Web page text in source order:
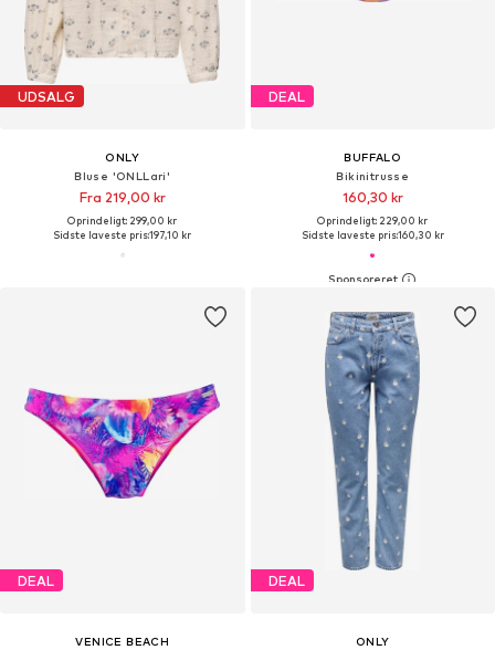
UDSALG
ONLY
Bluse 'ONLLari'
Fra 219,00 kr
Oprindeligt: 299,00 kr
Sidste laveste pris:197,10 kr
DEAL
BUFFALO
Bikinitrusse
160,30 kr
Oprindeligt: 229,00 kr
Sidste laveste pris:160,30 kr
DEAL
VENICE BEACH
DEAL
ONLY